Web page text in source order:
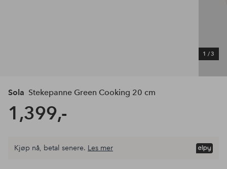
1 /3
Sola Stekepanne Green Cooking 20 cm
1,399,-
Kjøp nå, betal senere. Les mer